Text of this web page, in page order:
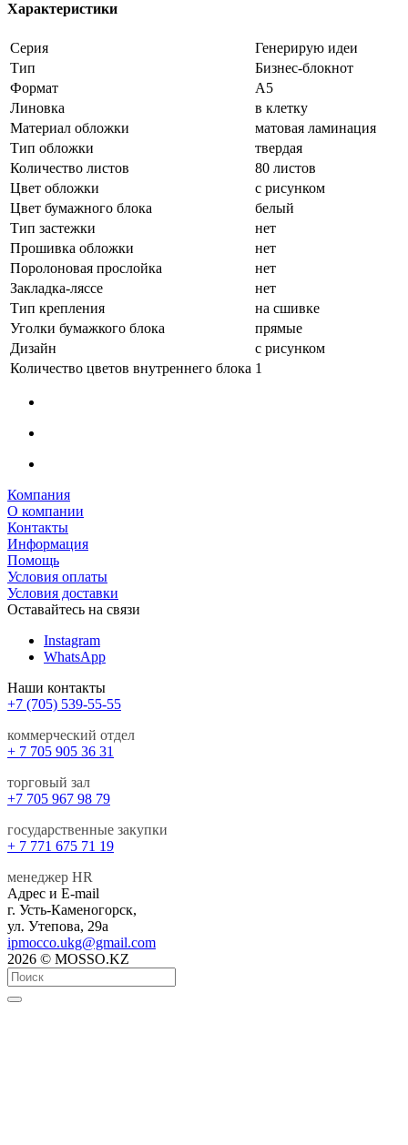
Характеристики
Серия
Генерирую идеи
Тип
Бизнес-блокнот
Формат
А5
Линовка
в клетку
Материал обложки
матовая ламинация
Тип обложки
твердая
Количество листов
80 листов
Цвет обложки
с рисунком
Цвет бумажного блока
белый
Тип застежки
нет
Прошивка обложки
нет
Поролоновая прослойка
нет
Закладка-ляссе
нет
Тип крепления
на сшивке
Уголки бумажкого блока
прямые
Дизайн
с рисунком
Количество цветов внутреннего блока 1
Компания
О компании
Контакты
Информация
Помощь
Условия оплаты
Условия доставки
Оставайтесь на связи
Instagram
WhatsApp
Наши контакты
+7 (705) 539-55-55
коммерческий отдел
+ 7 705 905 36 31
торговый зал
+7 705 967 98 79
государственные закупки
+ 7 771 675 71 19
менеджер HR
Адрес и E-mail
г. Усть-Каменогорск,
ул. Утепова, 29а
ipmocco.ukg@gmail.com
2026 © MOSSO.KZ